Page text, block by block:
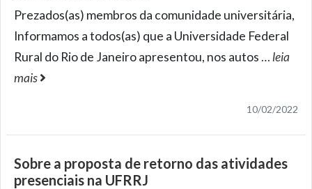
Prezados(as) membros da comunidade universitária,
Informamos a todos(as) que a Universidade Federal
Rural do Rio de Janeiro apresentou, nos autos … leia
mais
10/02/2022
Sobre a proposta de retorno das atividades
presenciais na UFRRJ